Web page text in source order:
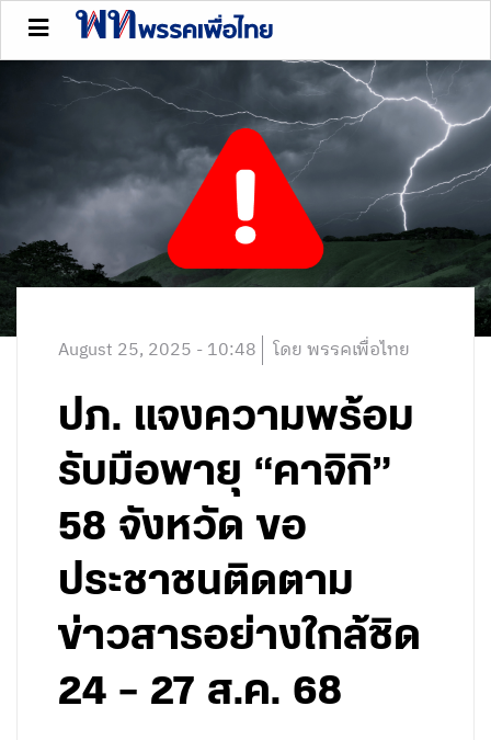
August 25, 2025 - 10:48 โดย พรรคเพื่อไทย
ปภ. แจงความพร้อม
รับมือพายุ “คาจิกิ”
58 จังหวัด ขอ
ประชาชนติดตาม
ข่าวสารอย่างใกล้ชิด
24 – 27 ส.ค. 68